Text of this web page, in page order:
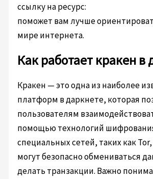
ссылку на ресурс:
https://xn--
поможет вам лучше
мире интернета.
Как работает кракен в
Кракен — это одна из наиболее
платформ в даркнете, которая
пользователям
помощью технологий
специальных сетей, таких как
могут безопасно обмениваться
делать транзакции. Важно